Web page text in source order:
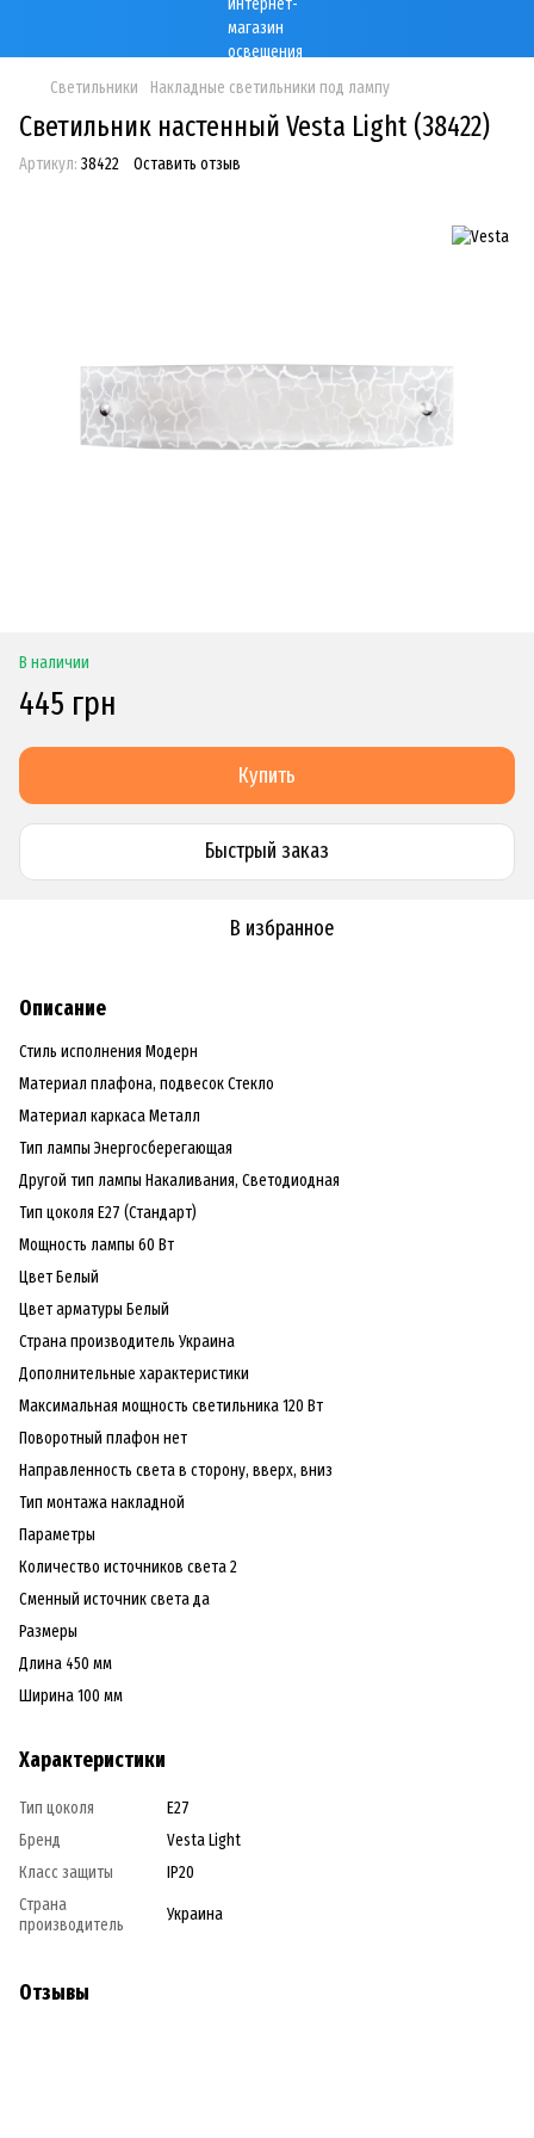
Светильники Накладные светильники под лампу
Светильник настенный Vesta Light (38422)
Артикул: 38422 Оставить отзыв
В наличии
445 грн
Купить
Быстрый заказ
В избранное
Описание
Стиль исполнения Модерн
Материал плафона, подвесок Стекло
Материал каркаса Металл
Тип лампы Энергосберегающая
Другой тип лампы Накаливания, Светодиодная
Тип цоколя E27 (Стандарт)
Мощность лампы 60 Вт
Цвет Белый
Цвет арматуры Белый
Страна производитель Украина
Дополнительные характеристики
Максимальная мощность светильника 120 Вт
Поворотный плафон нет
Направленность света в сторону, вверх, вниз
Тип монтажа накладной
Параметры
Количество источников света 2
Сменный источник света да
Размеры
Длина 450 мм
Ширина 100 мм
Характеристики
Тип цоколя
E27
Бренд
Vesta Light
Класс защиты
IP20
Страна
производитель
Украина
Отзывы